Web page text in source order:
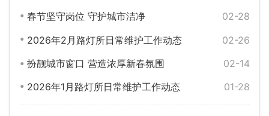
02-28
春节坚守岗位 守护城市洁净
02-26
2026年2月路灯所日常维护工作动态
02-14
扮靓城市窗口 营造浓厚新春氛围
01-28
2026年1月路灯所日常维护工作动态